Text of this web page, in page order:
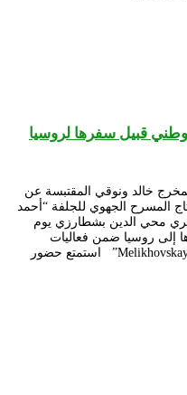
قبيل سفرها لروسيا
خالد ونوقي المقتبسة عن
المسرح الجهوي للجلفة “أحمد
محي الدين بشطارزي يوم
قبيل سفرها إلى روسيا ضمن فعاليات
مهرجان “الربيع في ميلوخفيسكايا MelikhovskayaVesna” استمتع حضور